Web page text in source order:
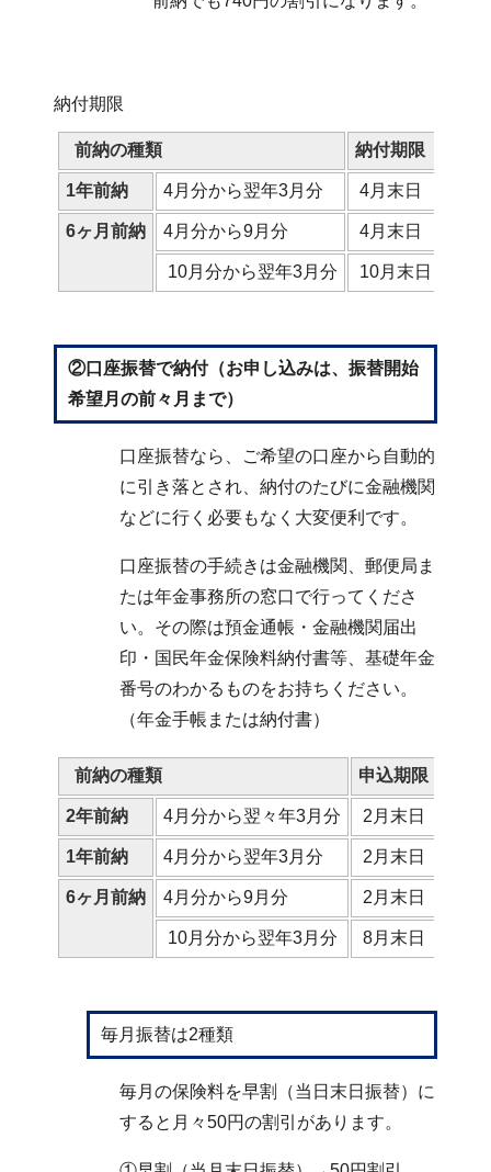
納付期限
前納の種類 納付期限
1年前納 4月分から翌年3月分 4月末日
6ヶ月前納 4月分から9月分 4月末日
10月分から翌年3月分 10月末日
②口座振替で納付（お申し込みは、振替開始
希望月の前々月まで）
口座振替なら、ご希望の口座から自動的
に引き落とされ、納付のたびに金融機関
などに行く必要もなく大変便利です。
口座振替の手続きは金融機関、郵便局ま
たは年金事務所の窓口で行ってくださ
い。その際は預金通帳・金融機関届出
印・国民年金保険料納付書等、基礎年金
番号のわかるものをお持ちください。
（年金手帳または納付書）
前納の種類 申込期限
2年前納 4月分から翌々年3月分 2月末日
1年前納 4月分から翌年3月分 2月末日
6ヶ月前納 4月分から9月分 2月末日
10月分から翌年3月分 8月末日
毎月振替は2種類
毎月の保険料を早割（当日末日振替）に
すると月々50円の割引があります。